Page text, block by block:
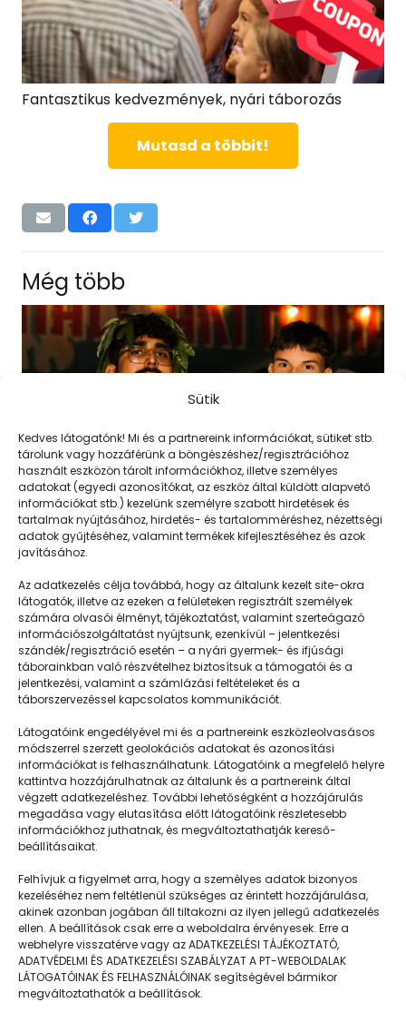
Sütik
Kedves látogatónk! Mi és a partnereink információkat, sütiket stb.
tárolunk vagy hozzáférünk a böngészéshez/regisztrációhoz
használt eszközön tárolt információkhoz, illetve személyes
adatokat (egyedi azonosítókat, az eszköz által küldött alapvető
információkat stb.) kezelünk személyre szabott hirdetések és
tartalmak nyújtásához, hirdetés- és tartalomméréshez, nézettségi
adatok gyűjtéséhez, valamint termékek kifejlesztéséhez és azok
javításához.
Az adatkezelés célja továbbá, hogy az általunk kezelt site-okra
látogatók, illetve az ezeken a felületeken regisztrált személyek
számára olvasói élményt, tájékoztatást, valamint szerteágazó
információszolgáltatást nyújtsunk, ezenkívül – jelentkezési
szándék/regisztráció esetén – a nyári gyermek- és ifjúsági
táborainkban való részvételhez biztosítsuk a támogatói és a
jelentkezési, valamint a számlázási feltételeket és a
táborszervezéssel kapcsolatos kommunikációt.
Látogatóink engedélyével mi és a partnereink eszközleolvasásos
módszerrel szerzett geolokációs adatokat és azonosítási
információkat is felhasználhatunk. Látogatóink a megfelelő helyre
kattintva hozzájárulhatnak az általunk és a partnereink által
végzett adatkezeléshez. További lehetőségként a hozzájárulás
megadása vagy elutasítása előtt látogatóink részletesebb
információkhoz juthatnak, és megváltoztathatják kereső-
beállításaikat.
Felhívjuk a figyelmet arra, hogy a személyes adatok bizonyos
kezeléséhez nem feltétlenül szükséges az érintett hozzájárulása,
akinek azonban jogában áll tiltakozni az ilyen jellegű adatkezelés
ellen. A beállítások csak erre a weboldalra érvényesek. Erre a
webhelyre visszatérve vagy az ADATKEZELÉSI TÁJÉKOZTATÓ,
ADATVÉDELMI ÉS ADATKEZELÉSI SZABÁLYZAT A PT-WEBOLDALAK
LÁTOGATÓINAK ÉS FELHASZNÁLÓINAK segítségével bármikor
megváltoztathatók a beállítások.
Fantasztikus kedvezmények, nyári táborozás
Mutasd a többit!
Még több
Kábítószer-ellenes világnap
Napközisgyerektábor.hu
Navigáció
Táboringer
Egyveleg